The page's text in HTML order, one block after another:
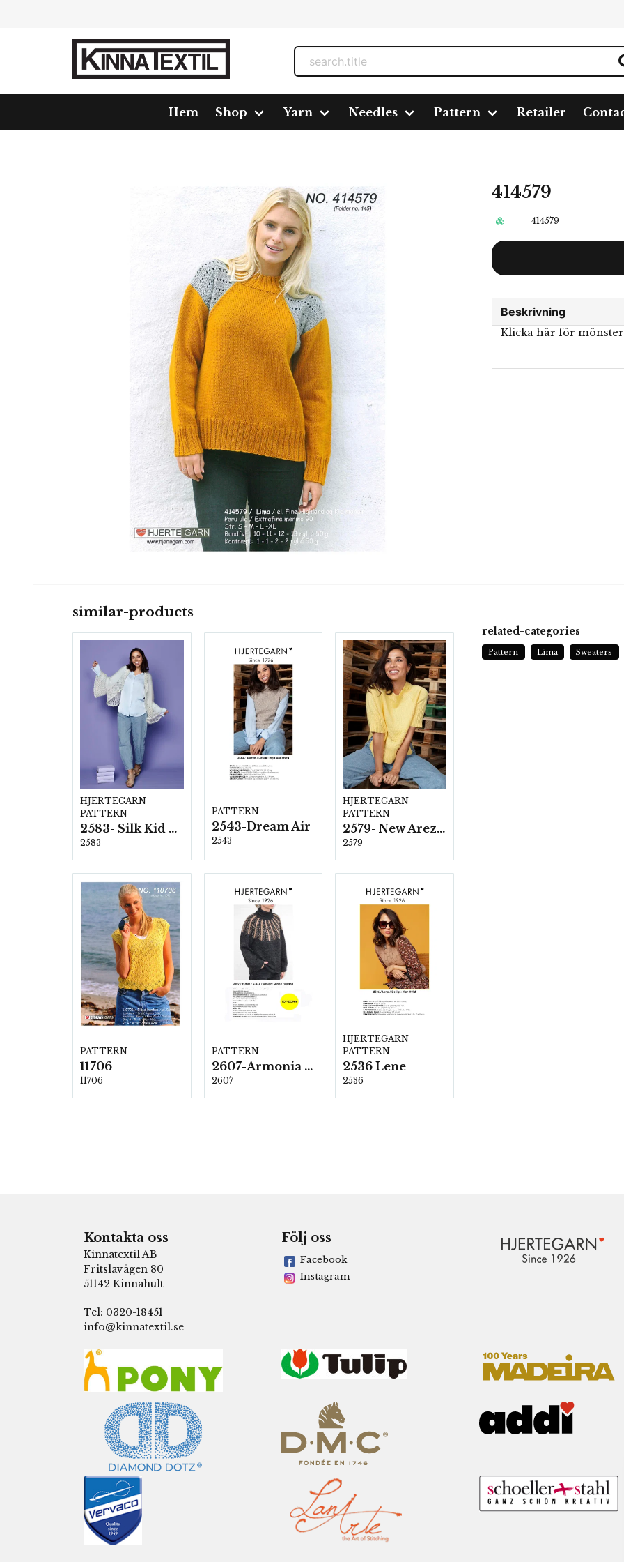
Hem Shop Yarn Needles Pattern Retailer
Pattern 414579
414579
414579
Beskrivning
Klicka här för mönster
similar-products
HJERTEGARN
PATTERN
2583- Silk Kid Mohair
2583
PATTERN
2543-Dream Air
2543
HJERTEGARN
PATTERN
2579- New Arezzo
2579
PATTERN
11706
11706
PATTERN
2607-Armonia och Alpaca 400
2607
HJERTEGARN
PATTERN
2536 Lene
2536
related-categories
Pattern Lima Sweaters
Kontakta oss
Kinnatextil AB
Fritslavägen 80
51142 Kinnahult
Tel: 0320-18451
info@kinnatextil.se
Följ oss
Facebook
Instagram